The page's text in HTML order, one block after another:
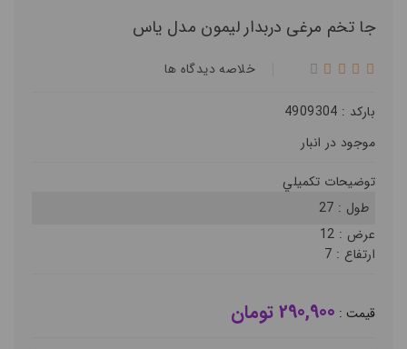
جا تخم مرغی دربدار لیمون مدل یاس
خلاصه ديدگاه ها
بارکد : 4909304
موجود در انبار
توضيحات تکميلي
طول :
عرض :
ارتفاع :
قيمت : 290,900 تومان